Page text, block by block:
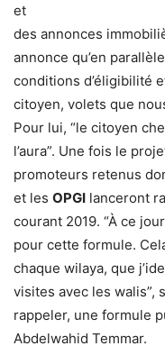
et
des annonces
annonce qu’en
conditions d’éligibilité
citoyen, volets que
Pour lui, “le citoyen
l’aura”. Une fois le
promoteurs retenus
et les OPGI lanceront
courant 2019. “À ce
pour cette formule.
chaque wilaya, que
visites avec les walis”,
rappeler, une formule
Abdelwahid Temmar.